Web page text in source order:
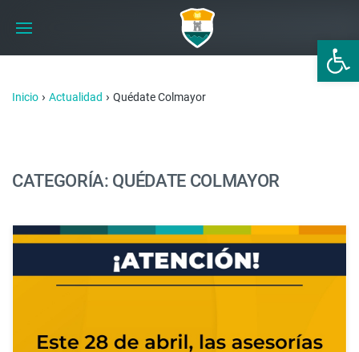
Abrir
Inicio › Actualidad › Quédate Colmayor
CATEGORÍA: QUÉDATE COLMAYOR